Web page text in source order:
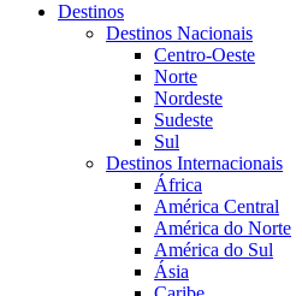
Destinos
Destinos Nacionais
Centro-Oeste
Norte
Nordeste
Sudeste
Sul
Destinos Internacionais
África
América Central
América do Norte
América do Sul
Ásia